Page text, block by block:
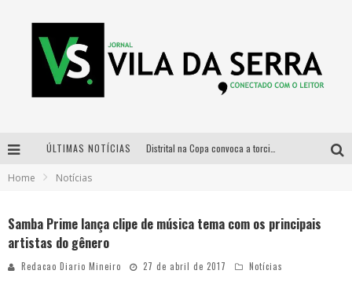
ÚLTIMAS NOTÍCIAS
Home Notícias
Samba Prime lança clipe de música tema com os principais
artistas do gênero
Redacao Diario Mineiro 27 de abril de 2017 Notícias